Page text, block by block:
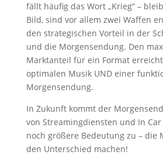
fällt häufig das Wort „Krieg“ –
Bild, sind vor allem zwei Waffen
den strategischen Vorteil in der
und die Morgensendung. Den
Marktanteil für ein Format
optimalen Musik UND einer
Morgensendung.
In Zukunft kommt der
von Streamingdiensten und In
noch größere Bedeutung zu – die
den Unterschied machen!